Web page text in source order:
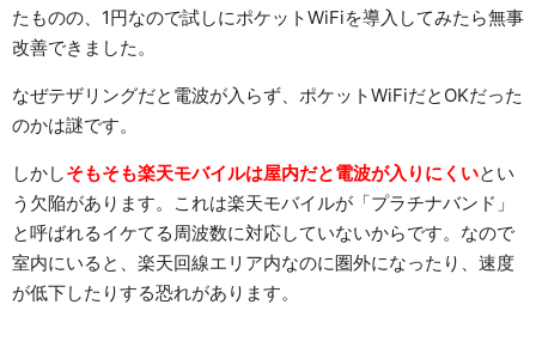
たものの、1円なので試しにポケットWiFiを導入してみたら無事
改善できました。
なぜテザリングだと電波が入らず、ポケットWiFiだとOKだった
のかは謎です。
しかしそもそも楽天モバイルは屋内だと電波が入りにくいとい
う欠陥があります。これは楽天モバイルが「プラチナバンド」
と呼ばれるイケてる周波数に対応していないからです。なので
室内にいると、楽天回線エリア内なのに圏外になったり、速度
が低下したりする恐れがあります。